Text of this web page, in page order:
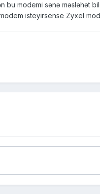
modemi sənə məsləhət
isteyirsense Zyxel